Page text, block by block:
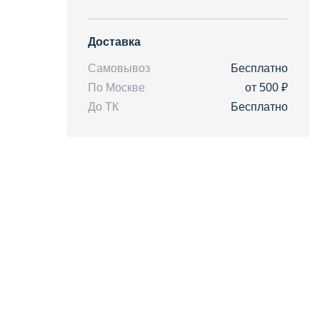
Доставка
Самовывоз
Бесплатно
По Москве
от 500 ₽
До ТК
Бесплатно